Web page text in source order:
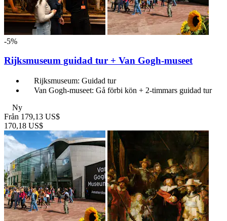
-5%
Rijksmuseum guidad tur + Van Gogh-museet
Rijksmuseum: Guidad tur
Van Gogh-museet: Gå förbi kön + 2-timmars guidad tur
Ny
Från 179,13 US$
170,18 US$